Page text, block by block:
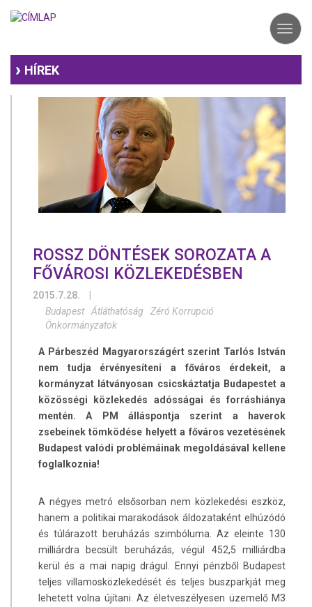
HÍREK
ROSSZ DÖNTÉSEK SOROZATA A
FŐVÁROSI KÖZLEKEDÉSBEN
2015.7.28.
Budapest
Átláthatóság
Zéró Korrupció
Önkormányzatok
A Párbeszéd Magyarországért szerint Tarlós István
nem tudja érvényesíteni a főváros érdekeit, a
kormányzat látványosan csicskáztatja Budapestet a
közösségi közlekedés adósságai és forráshiánya
mentén. A PM álláspontja szerint a haverok
zsebeinek tömködése helyett a főváros vezetésének
Budapest valódi problémáinak megoldásával kellene
foglalkoznia!
A négyes metró elsősorban nem közlekedési eszköz,
hanem a politikai marakodások áldozataként elhúzódó
és túlárazott beruházás szimbóluma. Az eleinte 130
milliárdra becsült beruházás, végül 452,5 milliárdba
kerül és a mai napig drágul. Ennyi pénzből Budapest
teljes villamosközlekedését és teljes buszparkját meg
lehetett volna újítani. Az életveszélyesen üzemelő M3